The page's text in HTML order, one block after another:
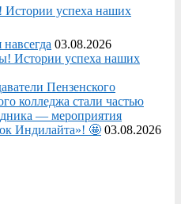
Истории успеха наших
03.08.2026
Истории успеха наших
Пензенского
колледжа стали частью
— мероприятия
Индилайта»! 🤩 03.08.2026